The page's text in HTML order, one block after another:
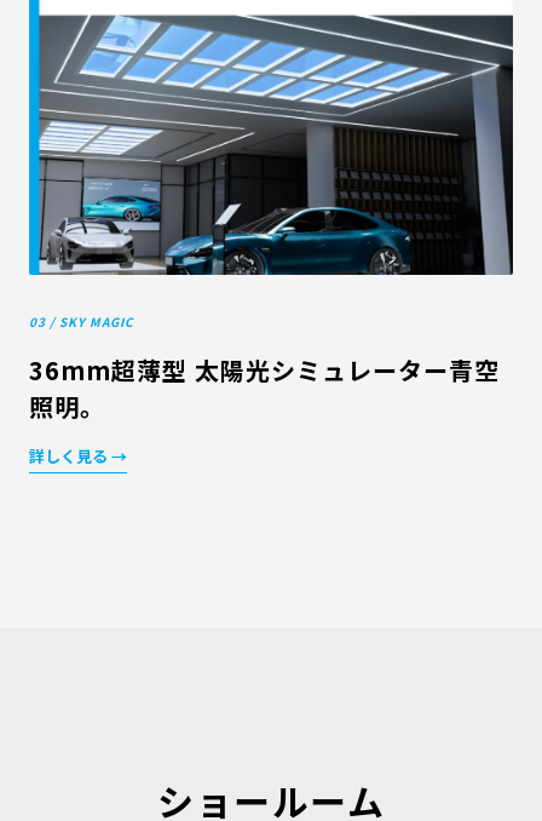
03 / SKY MAGIC
36mm超薄型 太陽光シミュレーター青空
照明。
詳しく見る →
ショールーム